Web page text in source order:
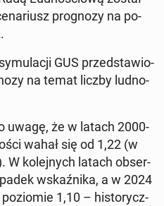
pro­gno­zy na po­
GUS przed­sta­wio­
na temat liczby lud­no­
uwagę, że w latach 2000-
wahał się od 1,22 (w
W ko­lej­nych latach ob­ser­
wskaź­ni­ka, a w 2024
1,10 – hi­sto­rycz­